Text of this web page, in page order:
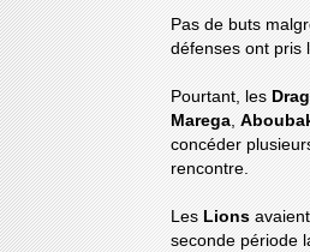
Pas de buts
défenses ont pris
Pourtant, les
Marega,
concéder
rencontre.
Les Lions
seconde période